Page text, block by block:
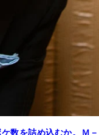
数を詰め込むか。Ｍ－